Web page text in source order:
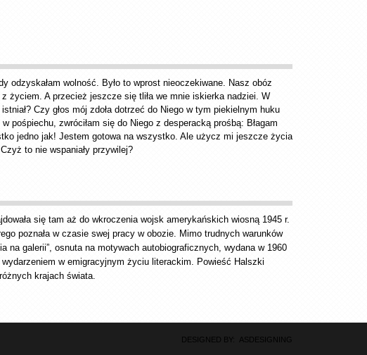
odzyskałam wolność. Było to wprost nieoczekiwane. Nasz obóz
życiem. A przecież jeszcze się tliła we mnie iskierka nadziei. W
Czy głos mój zdoła dotrzeć do Niego w tym piekielnym huku
pośpiechu, zwróciłam się do Niego z desperacką prośbą: Błagam
jedno jak! Jestem gotowa na wszystko. Ale użycz mi jeszcze życia
to nie wspaniały przywilej?
się tam aż do wkroczenia wojsk amerykańskich wiosną 1945 r.
poznała w czasie swej pracy w obozie. Mimo trudnych warunków
galerii”, osnuta na motywach autobiograficznych, wydana w 1960
w emigracyjnym życiu literackim. Powieść Halszki
krajach świata.
DESIGNED BY: ASDESIGNING